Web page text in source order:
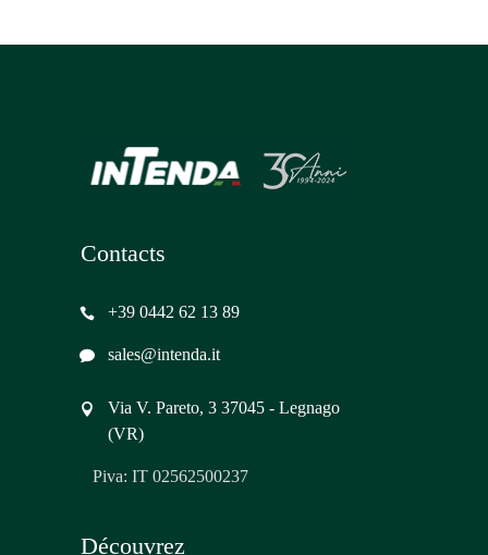
Contacts
+39 0442 62 13 89
sales@intenda.it
Via V. Pareto, 3 37045 - Legnago
(VR)
Piva: IT 02562500237
Découvrez